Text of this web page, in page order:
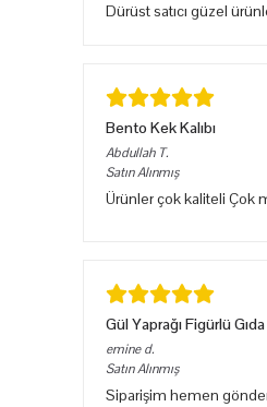
Dürüst satıcı güzel
Bento Kek Kalıbı
Abdullah T.
Satın Alınmış
Ürünler çok kaliteli Çok
Gül Yaprağı Figürlü
emine d.
Satın Alınmış
Siparişim hemen